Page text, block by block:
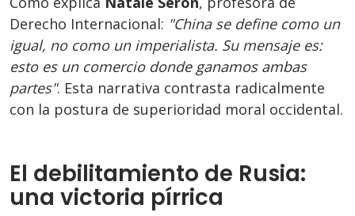
Derecho Internacional: "China se define como un
igual, no como un imperialista. Su mensaje es:
esto es un comercio donde ganamos ambas
partes". Esta narrativa contrasta radicalmente
con la postura de superioridad moral occidental.
El debilitamiento de Rusia:
una victoria pírrica